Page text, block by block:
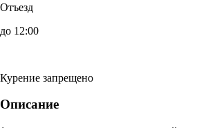
Отъезд
до 12:00
Курение запрещено
Описание